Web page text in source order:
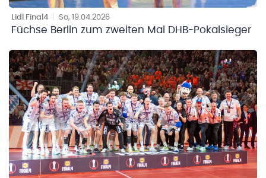
Lidl Final4 So, 19.04.2026
Füchse Berlin zum zweiten Mal DHB-Pokalsieger